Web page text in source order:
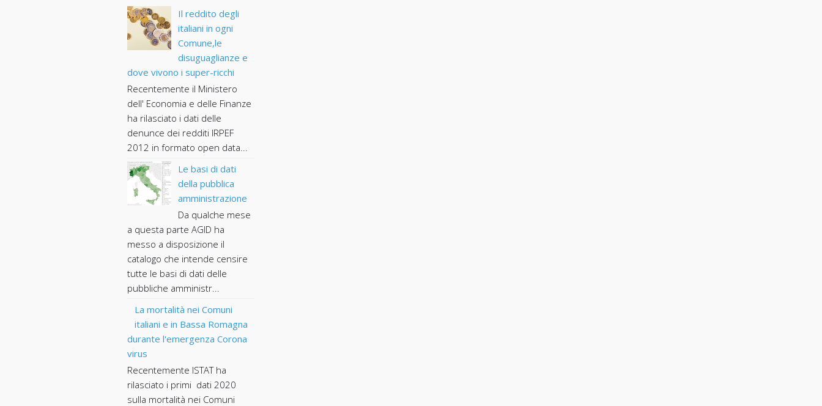
Il reddito degli
italiani in ogni
Comune,le
disuguaglianze e
dove vivono i super-ricchi
Recentemente il Ministero
dell' Economia e delle Finanze
ha rilasciato i dati delle
denunce dei redditi IRPEF
2012 in formato open data...
Le basi di dati
della pubblica
amministrazione
Da qualche mese
a questa parte AGID ha
messo a disposizione il
catalogo che intende censire
tutte le basi di dati delle
pubbliche amministr...
La mortalità nei Comuni
italiani e in Bassa Romagna
durante l'emergenza Corona
virus
Recentemente ISTAT ha
rilasciato i primi dati 2020
sulla mortalità nei Comuni